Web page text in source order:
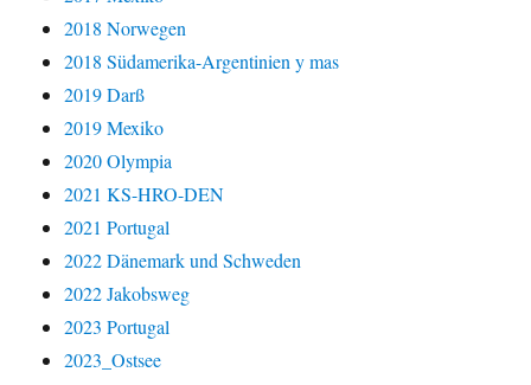
2018 Norwegen
2018 Südamerika-Argentinien y mas
2019 Darß
2019 Mexiko
2020 Olympia
2021 KS-HRO-DEN
2021 Portugal
2022 Dänemark und Schweden
2022 Jakobsweg
2023 Portugal
2023_Ostsee